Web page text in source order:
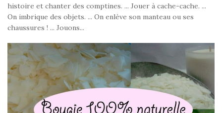
histoire et chanter des comptines. ... Jouer à cache-cache. ...
On imbrique des objets. ... On enlève son manteau ou ses
chaussures ! ... Jouons...